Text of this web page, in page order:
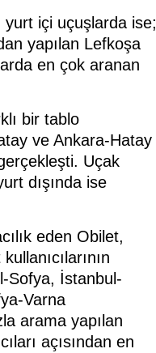
içi uçuşlarda ise;
yapılan Lefkoşa
en çok aranan
bir tablo
ve Ankara-Hatay
Uçak
dışında ise
eden Obilet,
Sofya, İstanbul-
Varna
arama yapılan
açısından en